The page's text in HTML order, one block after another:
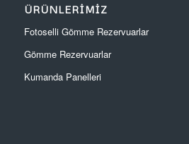
ÜRÜNLERIMIZ
Fotoselli Gömme Rezervuarlar
Gömme Rezervuarlar
Kumanda Panelleri